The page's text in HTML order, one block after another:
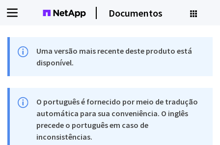
Documentos
Uma versão mais recente deste produto está
disponível.
O português é fornecido por meio de tradução
automática para sua conveniência. O inglês
precede o português em caso de
inconsistências.